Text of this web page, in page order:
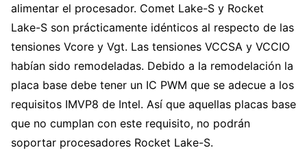
alimentar el procesador. Comet Lake-S y Rocket
Lake-S son prácticamente idénticos al respecto de las
tensiones Vcore y Vgt. Las tensiones VCCSA y VCCIO
habían sido remodeladas. Debido a la remodelación la
placa base debe tener un IC PWM que se adecue a los
requisitos IMVP8 de Intel. Así que aquellas placas base
que no cumplan con este requisito, no podrán
soportar procesadores Rocket Lake-S.